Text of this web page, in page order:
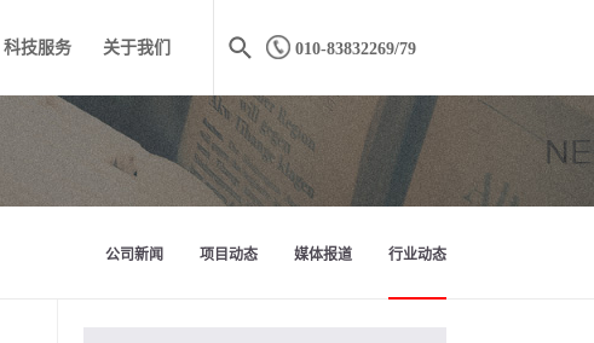
010-83832269/79
科技服务 关于我们
公司新闻 项目动态 媒体报道 行业动态